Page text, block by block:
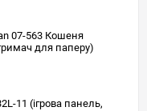
07-563 Кошеня
для паперу)
11 (ігрова панель,